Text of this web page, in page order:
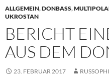
ALLGEMEIN,DONBASS,
UKROSTAN
BERICHT
AUS DEM
23. FEBRUAR 2017